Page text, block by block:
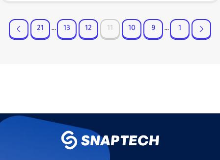
1
…
9
10
11
12
13
…
21